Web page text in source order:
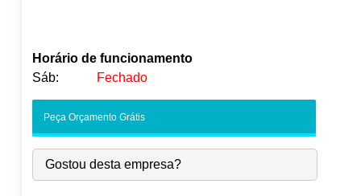
Horário de funcionamento
Sáb:
Fechado
-
Qua:
09:00-18:00
Qui:
09:00-18:00 ●
Peça Orçamento Grátis
Gostou desta empresa?